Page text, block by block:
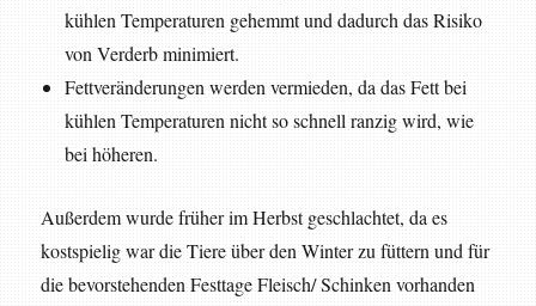
kühlen Temperaturen gehemmt und dadurch das Risiko
von Verderb minimiert.
Fettveränderungen werden vermieden, da das Fett bei
kühlen Temperaturen nicht so schnell ranzig wird, wie
bei höheren.
Außerdem wurde früher im Herbst geschlachtet, da es
kostspielig war die Tiere über den Winter zu füttern und für
die bevorstehenden Festtage Fleisch/ Schinken vorhanden